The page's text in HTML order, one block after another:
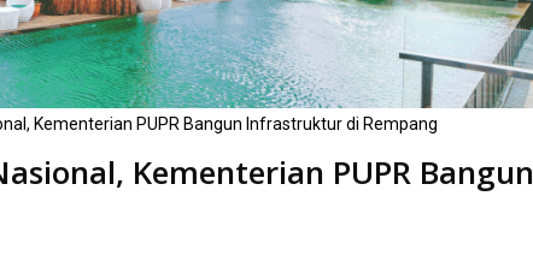
Kementerian PUPR Bangun Infrastruktur di Rempang
Kementerian PUPR Bangun